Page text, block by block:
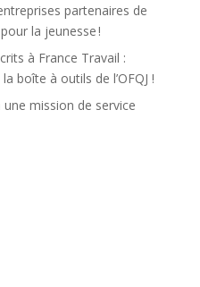
partenaires de
la jeunesse !
à France Travail :
boîte à outils de l’OFQJ !
mission de service